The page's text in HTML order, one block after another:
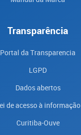
Transparência
Portal da Transparencia
LGPD
Dados abertos
de acesso à informação
Curitiba-Ouve